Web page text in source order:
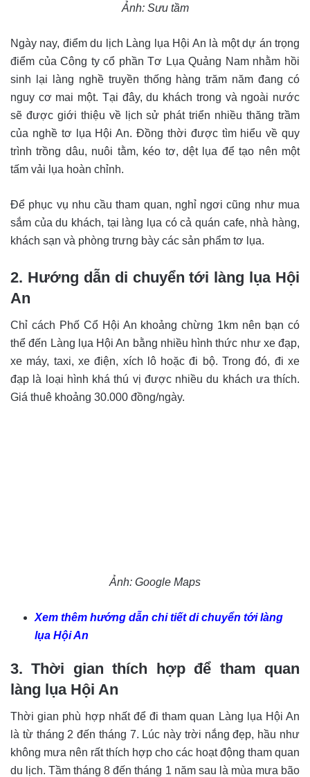
Ảnh: Sưu tầm
Ngày nay, điểm du lịch Làng lụa Hội An là một dự án trọng
điểm của Công ty cổ phần Tơ Lụa Quảng Nam nhằm hồi
sinh lại làng nghề truyền thống hàng trăm năm đang có
nguy cơ mai một. Tại đây, du khách trong và ngoài nước
sẽ được giới thiệu về lịch sử phát triển nhiều thăng trầm
của nghề tơ lụa Hội An. Đồng thời được tìm hiểu về quy
trình trồng dâu, nuôi tằm, kéo tơ, dệt lụa để tạo nên một
tấm vải lụa hoàn chỉnh.
Để phục vụ nhu cầu tham quan, nghỉ ngơi cũng như mua
sắm của du khách, tại làng lụa có cả quán cafe, nhà hàng,
khách sạn và phòng trưng bày các sản phẩm tơ lụa.
2. Hướng dẫn di chuyển tới làng lụa Hội
An
Chỉ cách Phố Cổ Hội An khoảng chừng 1km nên bạn có
thể đến Làng lụa Hội An bằng nhiều hình thức như xe đạp,
xe máy, taxi, xe điện, xích lô hoặc đi bộ. Trong đó, đi xe
đạp là loại hình khá thú vị được nhiều du khách ưa thích.
Giá thuê khoảng 30.000 đồng/ngày.
Ảnh: Google Maps
Xem thêm hướng dẫn chi tiết di chuyển tới làng
lụa Hội An
3. Thời gian thích hợp để tham quan
làng lụa Hội An
Thời gian phù hợp nhất để đi tham quan Làng lụa Hội An
là từ tháng 2 đến tháng 7. Lúc này trời nắng đẹp, hầu như
không mưa nên rất thích hợp cho các hoạt động tham quan
du lịch. Tầm tháng 8 đến tháng 1 năm sau là mùa mưa bão